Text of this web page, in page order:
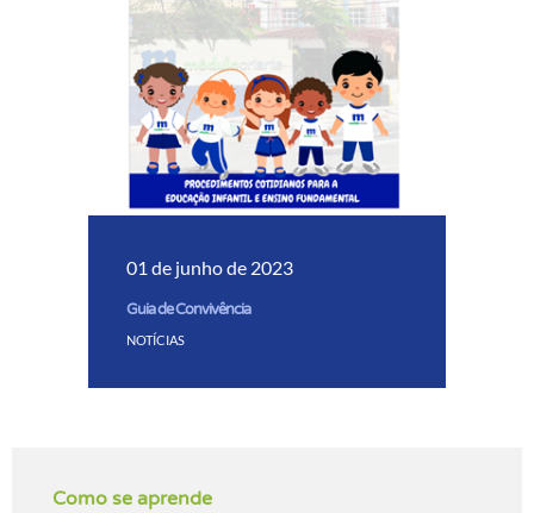
01 de junho de 2023
Guia de Convivência
NOTÍCIAS
Como se aprende